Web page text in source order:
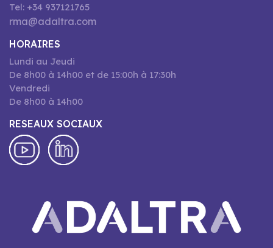
Tel: +34 937121765
rma@adaltra.com
HORAIRES
Lundi au Jeudi
De 8h00 à 14h00 et de 15:00h à 17:30h
Vendredi
De 8h00 à 14h00
RESEAUX SOCIAUX